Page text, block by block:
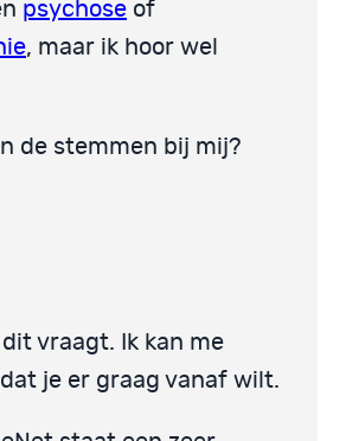
psychose of
, maar ik hoor wel
de stemmen bij mij?
vraagt. Ik kan me
je er graag vanaf wilt.